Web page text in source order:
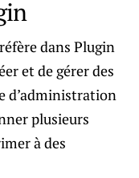
dans Plugin
et de gérer des
d’administration
plusieurs
à des